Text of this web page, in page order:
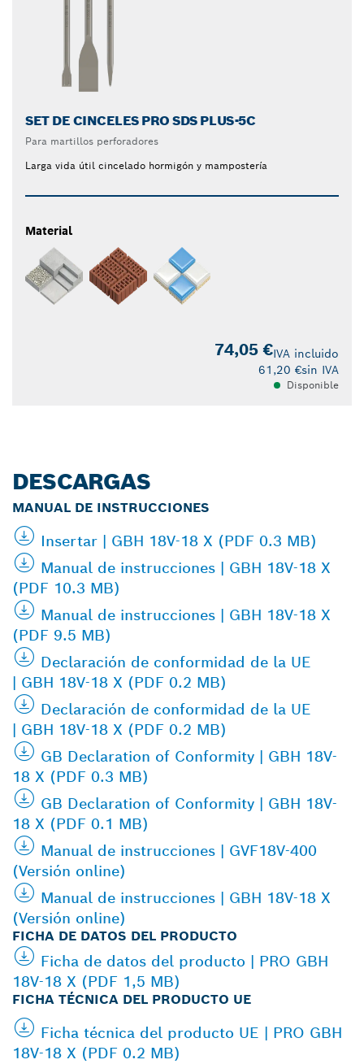
SET DE CINCELES PRO SDS PLUS-5C
Para martillos perforadores
Larga vida útil cincelado hormigón y mampostería
Material
74,05 €IVA incluido
61,20 €sin IVA
Disponible
DESCARGAS
MANUAL DE INSTRUCCIONES
Insertar | GBH 18V-18 X (PDF 0.3 MB)
Manual de instrucciones | GBH 18V-18 X
(PDF 10.3 MB)
Manual de instrucciones | GBH 18V-18 X
(PDF 9.5 MB)
Declaración de conformidad de la UE
| GBH 18V-18 X (PDF 0.2 MB)
Declaración de conformidad de la UE
| GBH 18V-18 X (PDF 0.2 MB)
GB Declaration of Conformity | GBH 18V-
18 X (PDF 0.3 MB)
GB Declaration of Conformity | GBH 18V-
18 X (PDF 0.1 MB)
Manual de instrucciones | GVF18V-400
(Versión online)
Manual de instrucciones | GBH 18V-18 X
(Versión online)
FICHA DE DATOS DEL PRODUCTO
Ficha de datos del producto | PRO GBH
18V-18 X (PDF 1,5 MB)
FICHA TÉCNICA DEL PRODUCTO UE
Ficha técnica del producto UE | PRO GBH
18V-18 X (PDF 0.2 MB)